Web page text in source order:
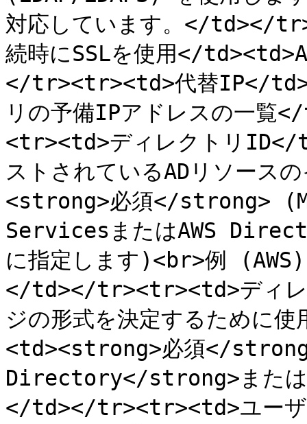
対応しています。</td></
続時にSSLを使用</
</tr><tr><td>代替IP</
リの予備IPアドレスの一
<tr><td>ディレクトリID</
ストされているADリソー
<strong>必須</strong>
ServicesまたはAWS
に指定します)<br>例
</td></tr><tr><td>ディレ
ジの形式を決定するために
<td><strong>必須</
Directory</strong>または
</td></tr><tr><td>ユーザ